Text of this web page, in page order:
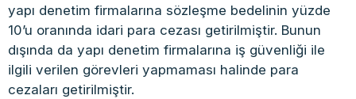
yapı denetim firmalarına sözleşme bedelinin yüzde
10’u oranında idari para cezası getirilmiştir. Bunun
dışında da yapı denetim firmalarına iş güvenliği ile
ilgili verilen görevleri yapmaması halinde para
cezaları getirilmiştir.